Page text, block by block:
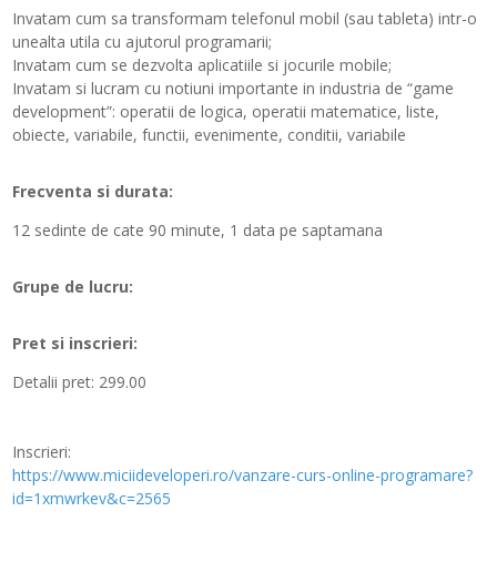
Invatam cum sa transformam telefonul mobil (sau tableta) intr-o
unealta utila cu ajutorul programarii;
Invatam cum se dezvolta aplicatiile si jocurile mobile;
Invatam si lucram cu notiuni importante in industria de “game
development”: operatii de logica, operatii matematice, liste,
obiecte, variabile, functii, evenimente, conditii, variabile
Frecventa si durata:
12 sedinte de cate 90 minute, 1 data pe saptamana
Grupe de lucru:
Pret si inscrieri:
Detalii pret: 299.00
Inscrieri:
https://www.miciideveloperi.ro/vanzare-curs-online-programare?
id=1xmwrkev&c=2565